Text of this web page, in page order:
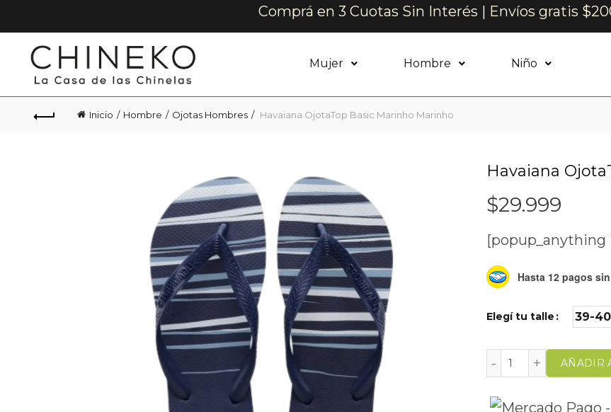
Comprá en 3 Cuotas Sin Interés | Envíos gratis
Mujer Hombre Niño
Inicio Hombre Ojotas Hombres Havaiana OjotaTop Basic Marinho Marinho
Havaiana
$29.999
[popup_anything
Hasta 12 pagos
Elegí tu talle 39-40
AÑADIR